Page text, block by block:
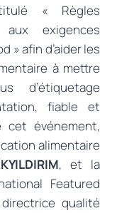
« Règles
aux exigences
» afin d’aider les
à mettre
d’étiquetage
fiable et
cet événement,
alimentaire
, et la
Featured
qualité